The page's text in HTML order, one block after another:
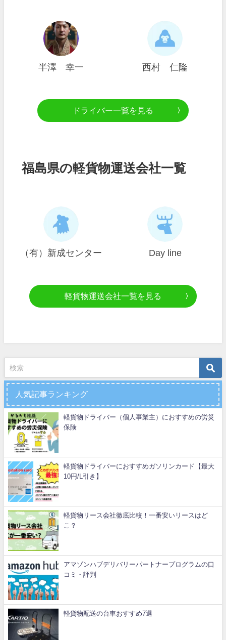
半澤 幸一 西村 仁隆
ドライバー一覧を見る
福島県の軽貨物運送会社一覧
（有）新成センター Day line
軽貨物運送会社一覧を見る
人気記事ランキング
軽貨物ドライバー（個人事業主）におすすめの労災
保険
軽貨物ドライバーにおすすめガソリンカード【最大
10円/L引き】
軽貨物リース会社徹底比較！一番安いリースはど
こ？
アマゾンハブデリバリーパートナープログラムの口
コミ・評判
軽貨物配送の台車おすすめ7選